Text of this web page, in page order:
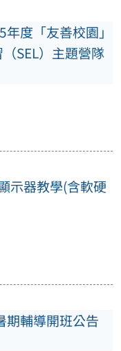
度「友善校園」
SEL）主題營隊
示器教學(含軟硬
期輔導開班公告